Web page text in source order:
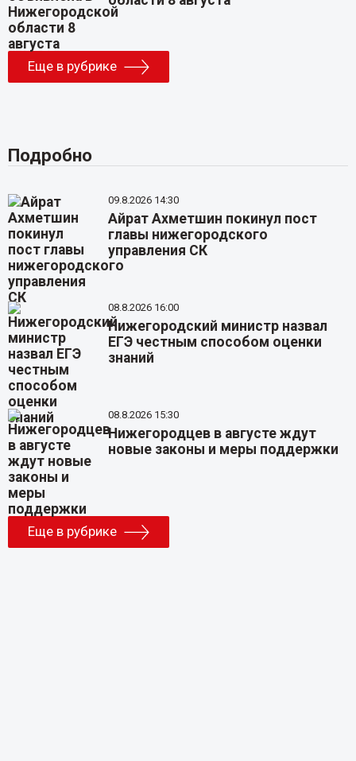
Еще в рубрике
Подробно
09.8.2026 14:30
Айрат Ахметшин покинул пост
главы нижегородского
управления СК
08.8.2026 16:00
Нижегородский министр назвал
ЕГЭ честным способом оценки
знаний
08.8.2026 15:30
Нижегородцев в августе ждут
новые законы и меры поддержки
Еще в рубрике